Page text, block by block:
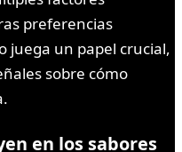
preferencias
juega un papel crucial,
sobre cómo
en los sabores